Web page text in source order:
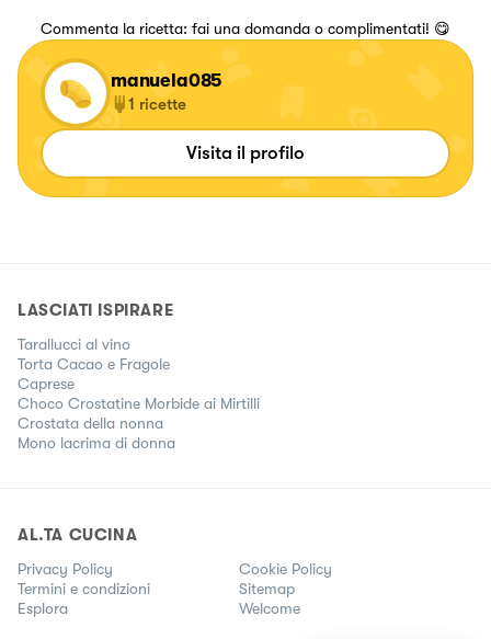
Commenta la ricetta: fai una domanda o complimentati! 😋
manuela085
1 ricette
Visita il profilo
LASCIATI ISPIRARE
Tarallucci al vino
Torta Cacao e Fragole
Caprese
Choco Crostatine Morbide ai Mirtilli
Crostata della nonna
Mono lacrima di donna
AL.TA CUCINA
Privacy Policy
Cookie Policy
Termini e condizioni
Sitemap
Esplora
Welcome